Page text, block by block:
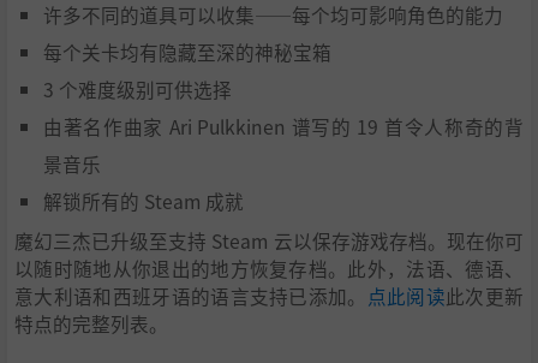
许多不同的道具可以收集——每个均可影响角色的能力
每个关卡均有隐藏至深的神秘宝箱
3 个难度级别可供选择
由著名作曲家 Ari Pulkkinen 谱写的 19 首令人称奇的背
景音乐
解锁所有的 Steam 成就
魔幻三杰已升级至支持 Steam 云以保存游戏存档。现在你可
以随时随地从你退出的地方恢复存档。此外，法语、德语、
意大利语和西班牙语的语言支持已添加。
点此阅读此次更新
特点的完整列表。